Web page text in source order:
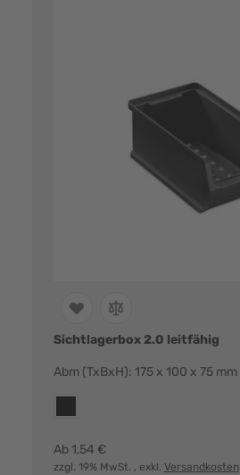
Sichtlagerbox 2.0 leitfähig
Abm (TxBxH): 175 x 100 x 75 mm
Ab 1,54 €
zzgl. 19% MwSt. , exkl. Versandkosten